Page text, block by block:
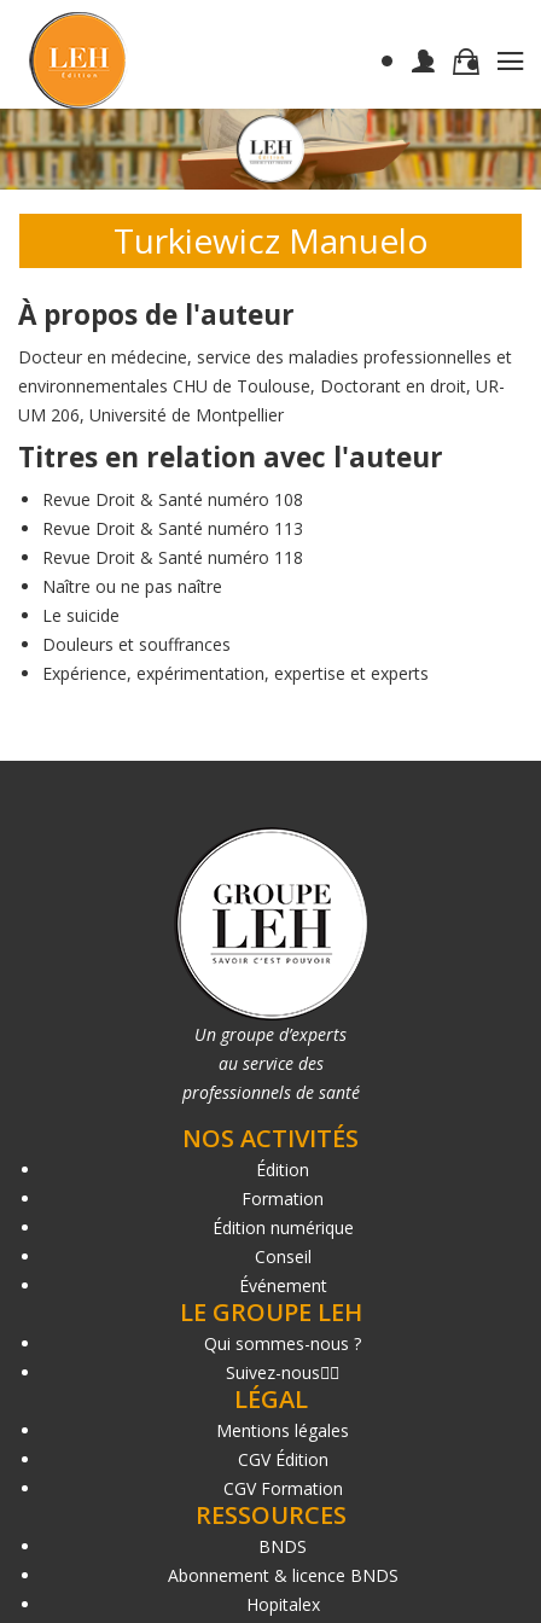
Turkiewicz Manuelo
À propos de l'auteur
Docteur en médecine, service des maladies professionnelles et
environnementales CHU de Toulouse, Doctorant en droit, UR-
UM 206, Université de Montpellier
Titres en relation avec l'auteur
Revue Droit & Santé numéro 108
Revue Droit & Santé numéro 113
Revue Droit & Santé numéro 118
Naître ou ne pas naître
Le suicide
Douleurs et souffrances
Expérience, expérimentation, expertise et experts
Un groupe d’experts
au service des
professionnels de santé
NOS ACTIVITÉS
Édition
Formation
Édition numérique
Conseil
Événement
LE GROUPE LEH
Qui sommes-nous ?
Suivez-nous
LÉGAL
Mentions légales
CGV Édition
CGV Formation
RESSOURCES
BNDS
Abonnement & licence BNDS
Hopitalex